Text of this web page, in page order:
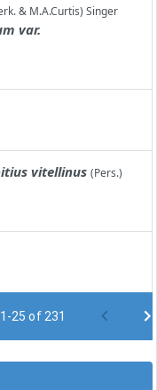
& M.A.Curtis) Singer
var.
vitellinus (Pers.)
1-25 of 231